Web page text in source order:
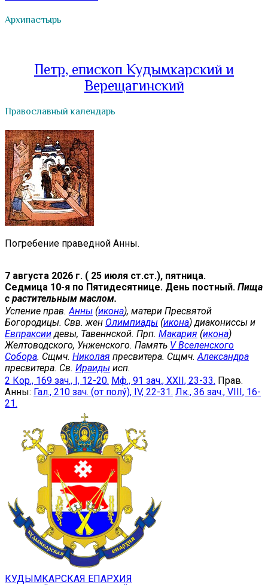
Архипастырь
Петр, епископ Кудымкарский и
Верещагинский
Православный календарь
Погребение праведной Анны.
7 августа 2026 г. ( 25 июля ст.ст.), пятница.
Седмица 10-я по Пятидесятнице. День постный. Пища
с растительным маслом.
Успение прав. Анны (икона), матери Пресвятой
Богородицы. Свв. жен Олимпиады (икона) диакониссы и
Евпраксии девы, Тавеннской. Прп. Макария (икона)
Желтоводского, Унженского. Память V Вселенского
Собора. Сщмч. Николая пресвитера. Сщмч. Александра
пресвитера. Св. Ираиды исп.
2 Кор., 169 зач., I, 12-20. Мф., 91 зач., XXII, 23-33. Прав.
Анны: Гал., 210 зач. (от полу́), IV, 22-31. Лк., 36 зач., VIII, 16-
21.
КУДЫМКАРСКАЯ ЕПАРХИЯ